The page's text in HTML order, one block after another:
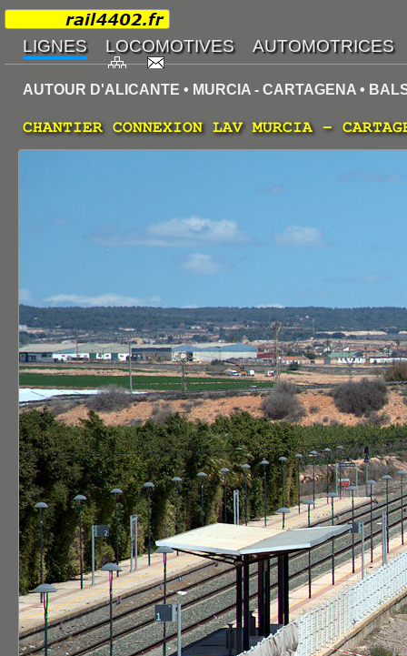
AUTOUR D'ALICANTE • MURCIA - CARTAGENA •
CHANTIER CONNEXION LAV MURCIA -